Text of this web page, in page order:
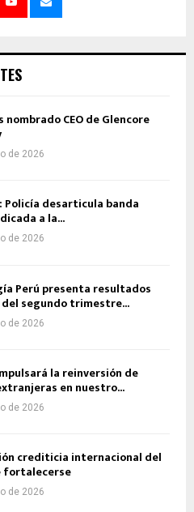
nombrado CEO de Glencore
de 2026
Policía desarticula banda
a la...
de 2026
Perú presenta resultados
segundo trimestre...
de 2026
la reinversión de
en nuestro...
de 2026
crediticia internacional del
fortalecerse
de 2026